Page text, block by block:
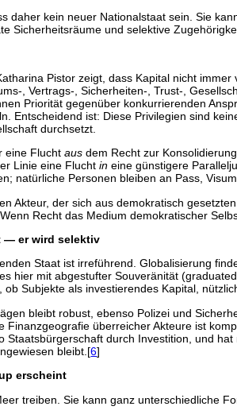
daher kein neuer Nationalstaat sein. Sie
Sicherheitsräume und selektive
Pistor zeigt, dass Kapital nicht
, Vertrags-, Sicherheiten-, Trust-,
Priorität gegenüber konkurrierenden
Entscheidend ist: Diese Privilegien sind
durchsetzt.
eine Fluchtaus dem Recht zur
Linie eine Fluchtin eine günstigere
natürliche Personen bleiben an Pass,
Akteur, der sich aus demokratisch
Recht das Medium demokratischer
— er wird selektiv
Staat ist irreführend. Globalisierung
hier mit abgestufter Souveränität
ob Subjekte als investierendes Kapital,
bleibt robust, ebenso Polizei und
Finanzgeografie überreicher Akteure ist
Staatsbürgerschaft durch Investition, und
bleibt.[6]
erscheint
treiben. Sie kann ganz unterschiedliche